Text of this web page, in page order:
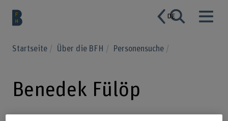
DE
Startseite Über die BFH Personensuche
Benedek Fülöp